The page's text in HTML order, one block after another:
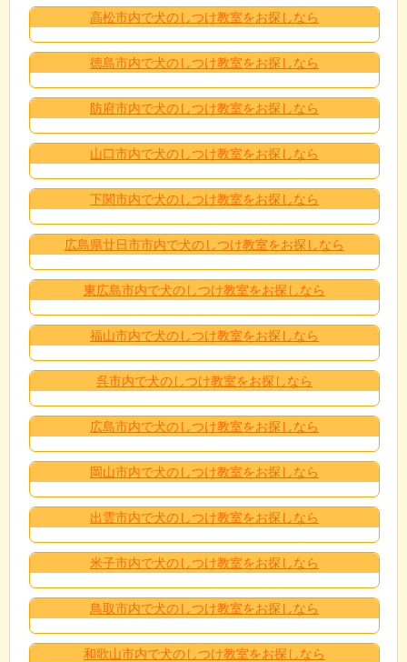
高松市内で犬のしつけ教室をお探しなら
徳島市内で犬のしつけ教室をお探しなら
防府市内で犬のしつけ教室をお探しなら
山口市内で犬のしつけ教室をお探しなら
下関市内で犬のしつけ教室をお探しなら
広島県廿日市市内で犬のしつけ教室をお探しなら
東広島市内で犬のしつけ教室をお探しなら
福山市内で犬のしつけ教室をお探しなら
呉市内で犬のしつけ教室をお探しなら
広島市内で犬のしつけ教室をお探しなら
岡山市内で犬のしつけ教室をお探しなら
出雲市内で犬のしつけ教室をお探しなら
米子市内で犬のしつけ教室をお探しなら
鳥取市内で犬のしつけ教室をお探しなら
和歌山市内で犬のしつけ教室をお探しなら